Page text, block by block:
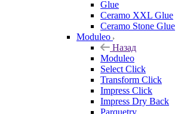
Glue
Ceramo XXL Glue
Ceramo Stone Glue
Moduleo
Назад
Moduleo
Select Click
Transform Click
Impress Click
Impress Dry Back
Parquetry